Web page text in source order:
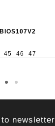
45 46 47
newsletter